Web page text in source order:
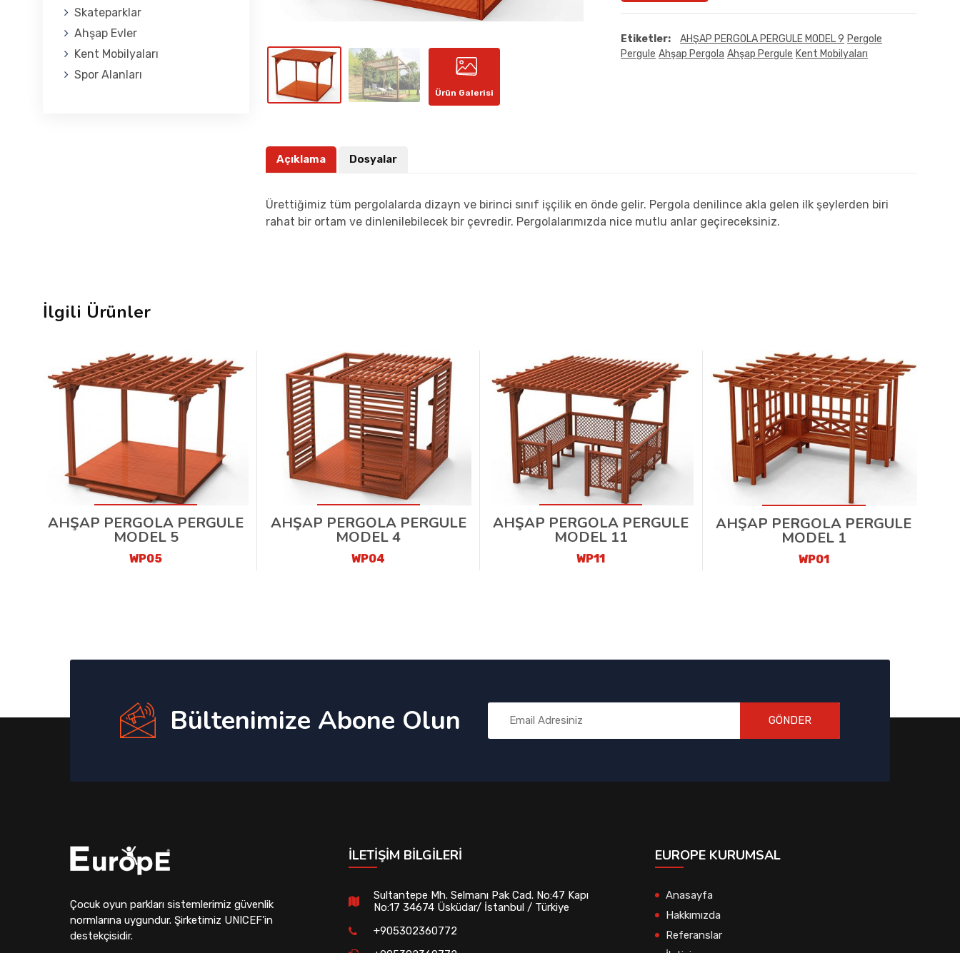
Skateparklar
Ahşap Evler
Kent Mobilyaları
Spor Alanları
Ürün Galerisi
Etiketler: AHŞAP PERGOLA PERGULE MODEL 9 Pergole
Pergule Ahşap Pergola Ahşap Pergule Kent Mobilyaları
Açıklama Dosyalar
Ürettiğimiz tüm pergolalarda dizayn ve birinci sınıf işçilik en önde gelir. Pergola denilince akla gelen ilk şeylerden biri
rahat bir ortam ve dinlenilebilecek bir çevredir. Pergolalarımızda nice mutlu anlar geçireceksiniz.
İlgili Ürünler
AHŞAP PERGOLA PERGULE
MODEL 5
WP05
AHŞAP PERGOLA PERGULE
MODEL 4
WP04
AHŞAP PERGOLA PERGULE
MODEL 11
WP11
AHŞAP PERGOLA PERGULE
MODEL 1
WP01
Bültenimize Abone Olun GÖNDER
Çocuk oyun parkları sistemlerimiz güvenlik
normlarına uygundur. Şirketimiz UNICEF'in
destekçisidir.
İLETIŞIM BILGILERI
Sultantepe Mh. Selmanı Pak Cad. No:47 Kapı
No:17 34674 Üsküdar/ İstanbul / Türkiye
+905302360772
EUROPE KURUMSAL
Anasayfa
Hakkımızda
Referanslar